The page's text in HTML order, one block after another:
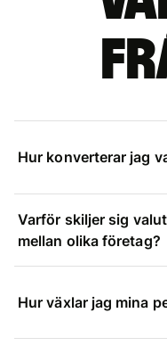
Hur konverterar jag
Varför skiljer sig
mellan olika företag?
Hur växlar jag mina